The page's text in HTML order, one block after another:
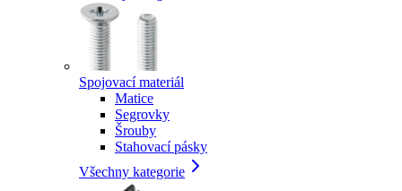
Spojovací materiál
Matice
Segrovky
Šrouby
Stahovací pásky
Všechny kategorie